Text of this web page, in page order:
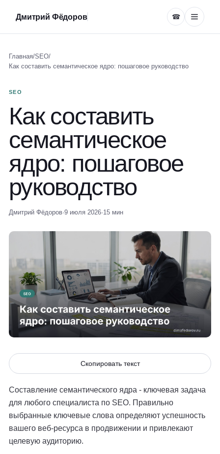
Дмитрий Фёдоров ☎
Главная/SEO/
Как составить семантическое ядро: пошаговое руководство
SEO
Как составить
семантическое
ядро: пошаговое
руководство
Дмитрий Фёдоров·9 июля 2026·15 мин
Скопировать текст
Составление семантического ядра - ключевая задача
для любого специалиста по SEO. Правильно
выбранные ключевые слова определяют успешность
вашего веб-ресурса в продвижении и привлекают
целевую аудиторию.